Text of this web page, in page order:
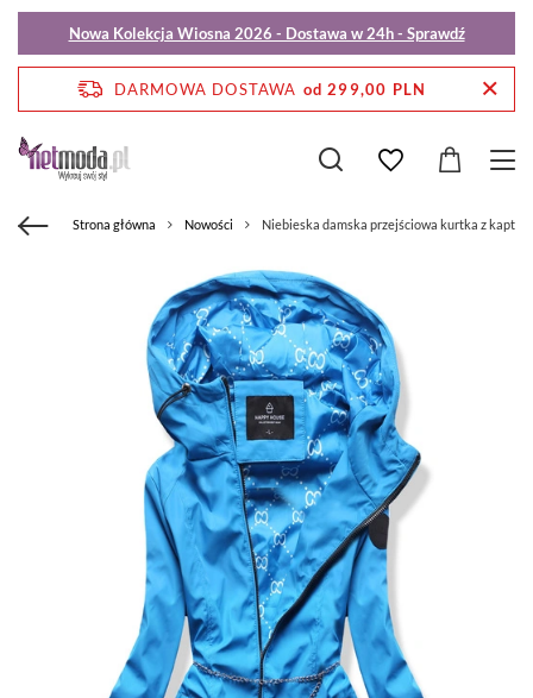
Nowa Kolekcja Wiosna 2026 - Dostawa w 24h - Sprawdź
DARMOWA DOSTAWA od 299,00 PLN
Strona główna Nowości Niebieska damska przejściowa kurtka z